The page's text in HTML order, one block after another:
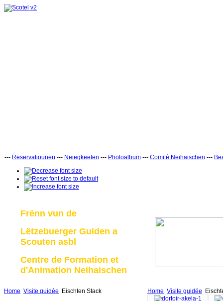
--- Reservatiounen --- Neiegkeeten --- Photoalbum --- Comité Neihaischen ---
Frënn vun de
Lëtzebuerger Guiden a
Scouten asbl
Centre de Formation et
d'Animation Neihaischen
Home Visite guidée Eischten Stack Home Visite guidée